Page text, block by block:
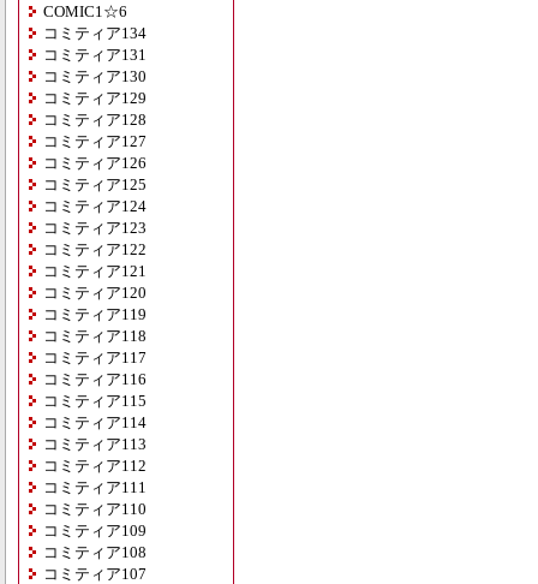
COMIC1☆6
コミティア134
コミティア131
コミティア130
コミティア129
コミティア128
コミティア127
コミティア126
コミティア125
コミティア124
コミティア123
コミティア122
コミティア121
コミティア120
コミティア119
コミティア118
コミティア117
コミティア116
コミティア115
コミティア114
コミティア113
コミティア112
コミティア111
コミティア110
コミティア109
コミティア108
コミティア107